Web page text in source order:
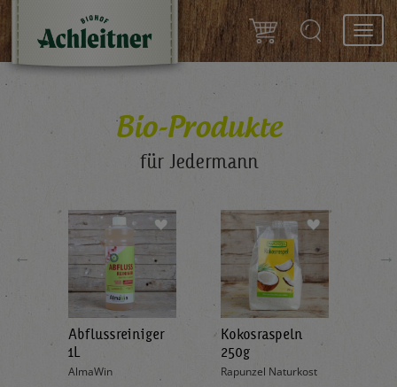
Bio-Produkte
für Jedermann
←
Abflussreiniger
1L
AlmaWin
Kokosraspeln
250g
Rapunzel Naturkost
→